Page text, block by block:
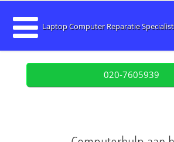
Laptop Computer Reparatie Specialist
020-7605939